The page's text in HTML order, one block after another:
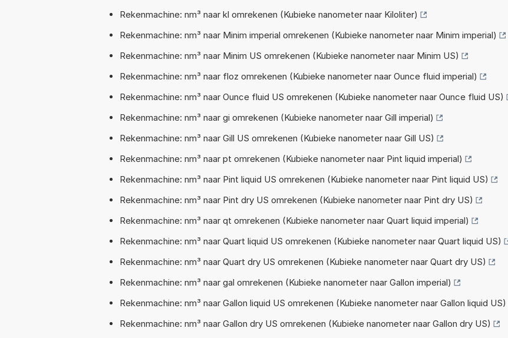
Rekenmachine: nm³ naar kl omrekenen (Kubieke nanometer naar Kiloliter)
Rekenmachine: nm³ naar Minim imperial omrekenen (Kubieke nanometer naar Minim imperial)
Rekenmachine: nm³ naar Minim US omrekenen (Kubieke nanometer naar Minim US)
Rekenmachine: nm³ naar floz omrekenen (Kubieke nanometer naar Ounce fluid imperial)
Rekenmachine: nm³ naar Ounce fluid US omrekenen (Kubieke nanometer naar Ounce fluid US)
Rekenmachine: nm³ naar gi omrekenen (Kubieke nanometer naar Gill imperial)
Rekenmachine: nm³ naar Gill US omrekenen (Kubieke nanometer naar Gill US)
Rekenmachine: nm³ naar pt omrekenen (Kubieke nanometer naar Pint liquid imperial)
Rekenmachine: nm³ naar Pint liquid US omrekenen (Kubieke nanometer naar Pint liquid US)
Rekenmachine: nm³ naar Pint dry US omrekenen (Kubieke nanometer naar Pint dry US)
Rekenmachine: nm³ naar qt omrekenen (Kubieke nanometer naar Quart liquid imperial)
Rekenmachine: nm³ naar Quart liquid US omrekenen (Kubieke nanometer naar Quart liquid US)
Rekenmachine: nm³ naar Quart dry US omrekenen (Kubieke nanometer naar Quart dry US)
Rekenmachine: nm³ naar gal omrekenen (Kubieke nanometer naar Gallon imperial)
Rekenmachine: nm³ naar Gallon liquid US omrekenen (Kubieke nanometer naar Gallon liquid US)
Rekenmachine: nm³ naar Gallon dry US omrekenen (Kubieke nanometer naar Gallon dry US)